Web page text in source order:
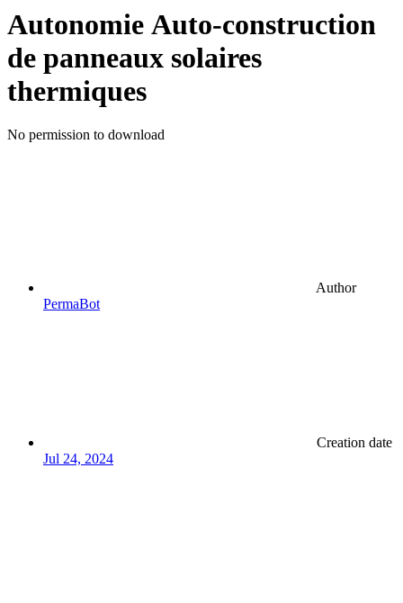
Autonomie Auto-construction
de panneaux solaires
thermiques
No permission to download
Author
PermaBot
Creation date
Jul 24, 2024